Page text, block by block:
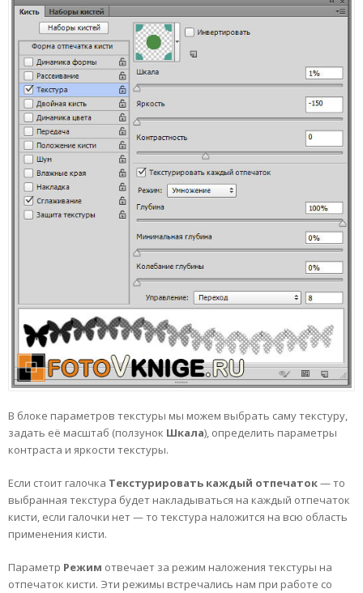
В блоке параметров текстуры мы можем выбрать саму текстуру,
задать её масштаб (ползунок Шкала), определить параметры
контраста и яркости текстуры.
Если стоит галочка Текстурировать каждый отпечаток— то
выбранная текстура будет накладываться на каждый отпечаток
кисти, если галочки нет — то текстура наложится на всю область
применения кисти.
Параметр Режим отвечает за режим наложения текстуры на
отпечаток кисти. Эти режимы встречались нам при работе со